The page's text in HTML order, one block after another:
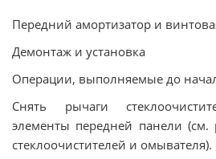
Передний амортизатор и
Демонтаж и установка
Операции, выполняемые до
Снять рычаги
элементы передней панели (см.
стеклоочистителей и омывателя).